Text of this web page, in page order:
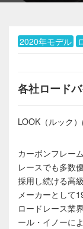
2020年モデル
各社ロード
LOOK（ルック
カーボンフレー
レースでも多数
採用し続ける高
メーカーとして
ロードレース業
ール・イノーに